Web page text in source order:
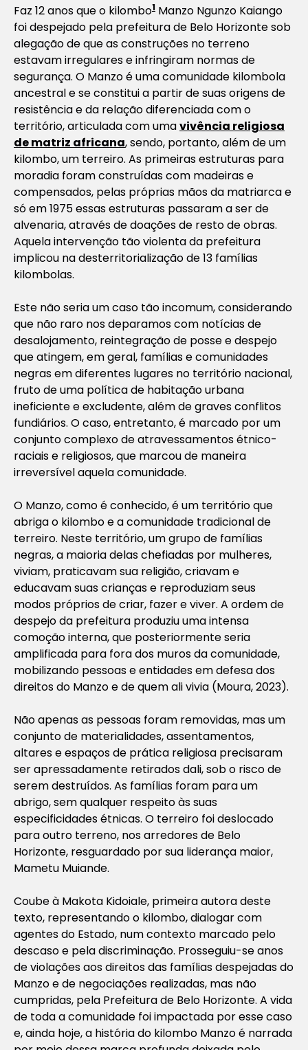
Faz 12 anos que o kilombo1 Manzo Ngunzo Kaiango
foi despejado pela prefeitura de Belo Horizonte sob
alegação de que as construções no terreno
estavam irregulares e infringiram normas de
segurança. O Manzo é uma comunidade kilombola
ancestral e se constitui a partir de suas origens de
resistência e da relação diferenciada com o
território, articulada com umavivência religiosa
de matriz africana, sendo, portanto, além de um
kilombo, um terreiro. As primeiras estruturas para
moradia foram construídas com madeiras e
compensados, pelas próprias mãos da matriarca e
só em 1975 essas estruturas passaram a ser de
alvenaria, através de doações de resto de obras.
Aquela intervenção tão violenta da prefeitura
implicou na desterritorialização de 13 famílias
kilombolas.
Este não seria um caso tão incomum, considerando
que não raro nos deparamos com notícias de
desalojamento, reintegração de posse e despejo
que atingem, em geral, famílias e comunidades
negras em diferentes lugares no território nacional,
fruto de uma política de habitação urbana
ineficiente e excludente, além de graves conflitos
fundiários. O caso, entretanto, é marcado por um
conjunto complexo de atravessamentos étnico-
raciais e religiosos, que marcou de maneira
irreversível aquela comunidade.
O Manzo, como é conhecido, é um território que
abriga o kilombo e a comunidade tradicional de
terreiro. Neste território, um grupo de famílias
negras, a maioria delas chefiadas por mulheres,
viviam, praticavam sua religião, criavam e
educavam suas crianças e reproduziam seus
modos próprios de criar, fazer e viver. A ordem de
despejo da prefeitura produziu uma intensa
comoção interna, que posteriormente seria
amplificada para fora dos muros da comunidade,
mobilizando pessoas e entidades em defesa dos
direitos do Manzo e de quem ali vivia (Moura, 2023).
Não apenas as pessoas foram removidas, mas um
conjunto de materialidades, assentamentos,
altares e espaços de prática religiosa precisaram
ser apressadamente retirados dali, sob o risco de
serem destruídos. As famílias foram para um
abrigo, sem qualquer respeito às suas
especificidades étnicas. O terreiro foi deslocado
para outro terreno, nos arredores de Belo
Horizonte, resguardado por sua liderança maior,
Mametu Muiande.
Coube à Makota Kidoiale, primeira autora deste
texto, representando o kilombo, dialogar com
agentes do Estado, num contexto marcado pelo
descaso e pela discriminação. Prosseguiu-se anos
de violações aos direitos das famílias despejadas do
Manzo e de negociações realizadas, mas não
cumpridas, pela Prefeitura de Belo Horizonte. A vida
de toda a comunidade foi impactada por esse caso
e, ainda hoje, a história do kilombo Manzo é narrada